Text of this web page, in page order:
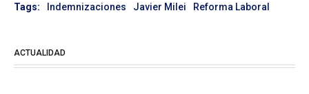
Tags: Indemnizaciones Javier Milei Reforma Laboral
ACTUALIDAD